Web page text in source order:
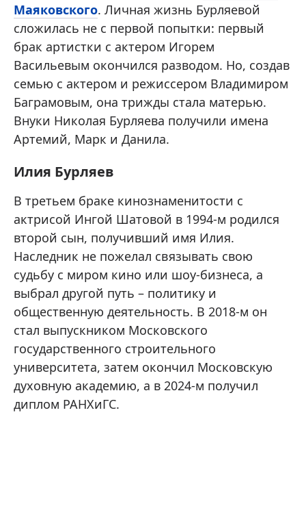
Маяковского. Личная жизнь Бурляевой
сложилась не с первой попытки: первый
брак артистки с актером Игорем
Васильевым окончился разводом. Но, создав
семью с актером и режиссером Владимиром
Баграмовым, она трижды стала матерью.
Внуки Николая Бурляева получили имена
Артемий, Марк и Данила.
Илия Бурляев
В третьем браке кинознаменитости с
актрисой Ингой Шатовой в 1994-м родился
второй сын, получивший имя Илия.
Наследник не пожелал связывать свою
судьбу с миром кино или шоу-бизнеса, а
выбрал другой путь – политику и
общественную деятельность. В 2018-м он
стал выпускником Московского
государственного строительного
университета, затем окончил Московскую
духовную академию, а в 2024-м получил
диплом РАНХиГС.